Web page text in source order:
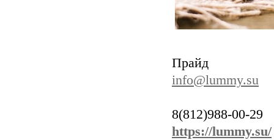
Прайд
info@lummy.su
8(812)988-00-29
https://lummy.su/